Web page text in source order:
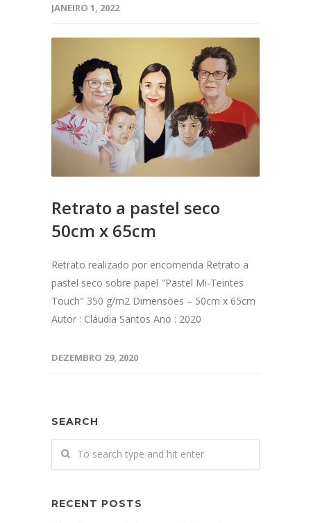
JANEIRO 1, 2022
Retrato a pastel seco
50cm x 65cm
Retrato realizado por encomenda Retrato a
pastel seco sobre papel "Pastel Mi-Teintes
Touch" 350 g/m2 Dimensões – 50cm x 65cm
Autor : Cláudia Santos Ano : 2020
DEZEMBRO 29, 2020
SEARCH
RECENT POSTS